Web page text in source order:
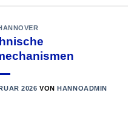
2026 VON HANNOADMIN